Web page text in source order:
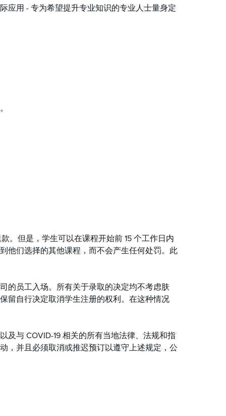
应用 - 专为希望提升专业知识的专业人士量身定
。但是，学生可以在课程开始前 15 个工作日内
他们选择的其他课程，而不会产生任何处罚。此
的员工入场。所有关于录取的决定均不考虑肤
留自行决定取消学生注册的权利。在这种情况
与 COVID-19 相关的所有当地法律、法规和指
，并且必须取消或推迟预订以遵守上述规定，公